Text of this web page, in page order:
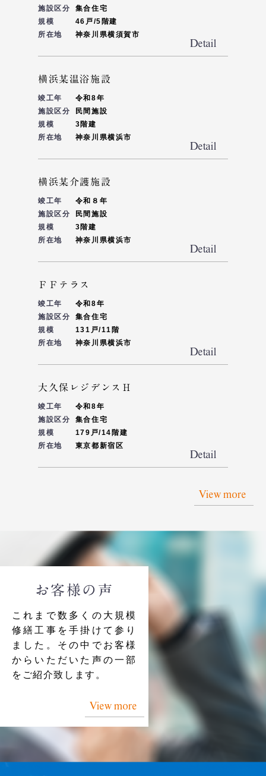
View more
施設区分
集合住宅
規模
46戸/5階建
所在地
神奈川県横須賀市
横浜某温浴施設
竣工年
令和8年
施設区分
民間施設
規模
3階建
所在地
神奈川県横浜市
横浜某介護施設
竣工年
令和８年
施設区分
民間施設
規模
3階建
所在地
神奈川県横浜市
ＦＦテラス
竣工年
令和8年
施設区分
集合住宅
規模
131戸/11階
所在地
神奈川県横浜市
大久保レジデンスＨ
竣工年
令和8年
施設区分
集合住宅
規模
179戸/14階建
所在地
東京都新宿区
お客様の声
これまで数多くの大規模
修繕工事を手掛けて参り
ました。その中でお客様
からいただいた声の一部
をご紹介致します。
View more